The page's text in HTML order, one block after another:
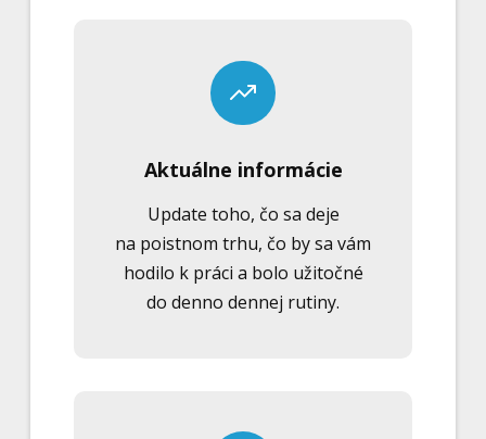
Aktuálne informácie
Update toho, čo sa deje
na poistnom trhu, čo by sa vám
hodilo k práci a bolo užitočné
do denno dennej rutiny.